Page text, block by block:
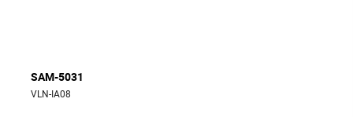
SAM-5031
VLN-IA08